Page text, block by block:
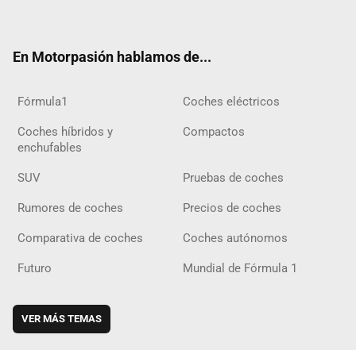
En Motorpasión hablamos de...
Fórmula1 Coches eléctricos
Coches híbridos y
enchufables
Compactos
SUV Pruebas de coches
Rumores de coches Precios de coches
Comparativa de coches Coches autónomos
Futuro Mundial de Fórmula 1
VER MÁS TEMAS